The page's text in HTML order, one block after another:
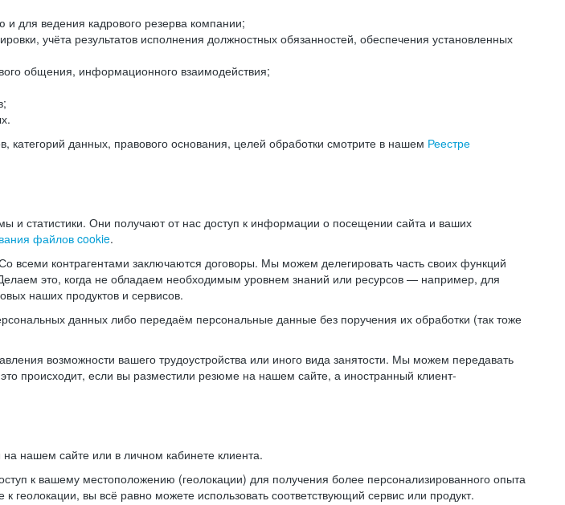
для ведения кадрового резерва компании;
учёта результатов исполнения должностных обязанностей, обеспечения установленных
общения, информационного взаимодействия;
данных, правового основания, целей обработки смотрите в нашем Реестре
и статистики. Они получают от нас доступ к информации о посещении сайта и ваших
файлов cookie.
всеми контрагентами заключаются договоры. Мы можем делегировать часть своих функций
это, когда не обладаем необходимым уровнем знаний или ресурсов — например, для
наших продуктов и сервисов.
данных либо передаём персональные данные без поручения их обработки (так тоже
возможности вашего трудоустройства или иного вида занятости. Мы можем передавать
происходит, если вы разместили резюме на нашем сайте, а иностранный клиент-
нашем сайте или в личном кабинете клиента.
к вашему местоположению (геолокации) для получения более персонализированного опыта
геолокации, вы всё равно можете использовать соответствующий сервис или продукт.